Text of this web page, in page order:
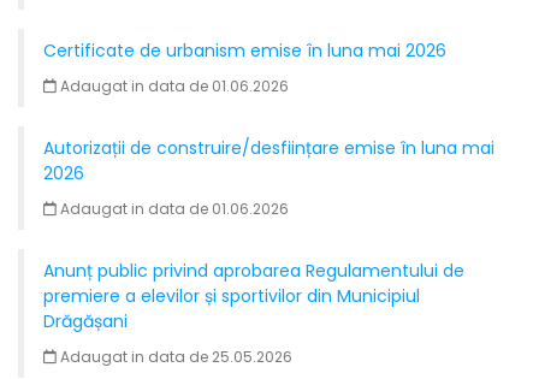
Certificate de urbanism emise în luna mai 2026
Adaugat in data de 01.06.2026
Autorizații de construire/desființare emise în luna mai
2026
Adaugat in data de 01.06.2026
Anunț public privind aprobarea Regulamentului de
premiere a elevilor și sportivilor din Municipiul
Drăgășani
Adaugat in data de 25.05.2026